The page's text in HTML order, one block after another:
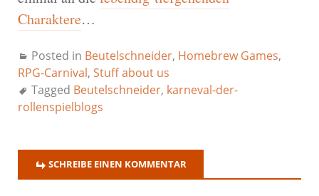
Charaktere…
Posted in Beutelschneider, Homebrew Games,
RPG-Carnival, Stuff about us
Tagged Beutelschneider, karneval-der-
rollenspielblogs
SCHREIBE EINEN KOMMENTAR